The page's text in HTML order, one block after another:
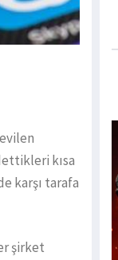
kısa
karşı tarafa
şirket